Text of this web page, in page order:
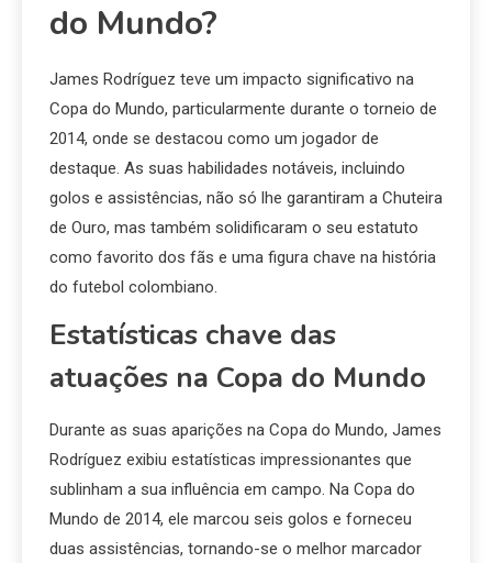
do Mundo?
James Rodríguez teve um impacto significativo na
Copa do Mundo, particularmente durante o torneio de
2014, onde se destacou como um jogador de
destaque. As suas habilidades notáveis, incluindo
golos e assistências, não só lhe garantiram a Chuteira
de Ouro, mas também solidificaram o seu estatuto
como favorito dos fãs e uma figura chave na história
do futebol colombiano.
Estatísticas chave das
atuações na Copa do Mundo
Durante as suas aparições na Copa do Mundo, James
Rodríguez exibiu estatísticas impressionantes que
sublinham a sua influência em campo. Na Copa do
Mundo de 2014, ele marcou seis golos e forneceu
duas assistências, tornando-se o melhor marcador